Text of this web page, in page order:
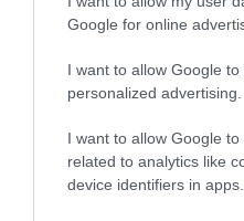
Google for online
I want to allow Google to
personalized advertising.
I want to allow Google
related to analytics like
device identifiers in apps.
Κόλλα Πλακιδίων Λευκή
ΑΓΟΡΑ